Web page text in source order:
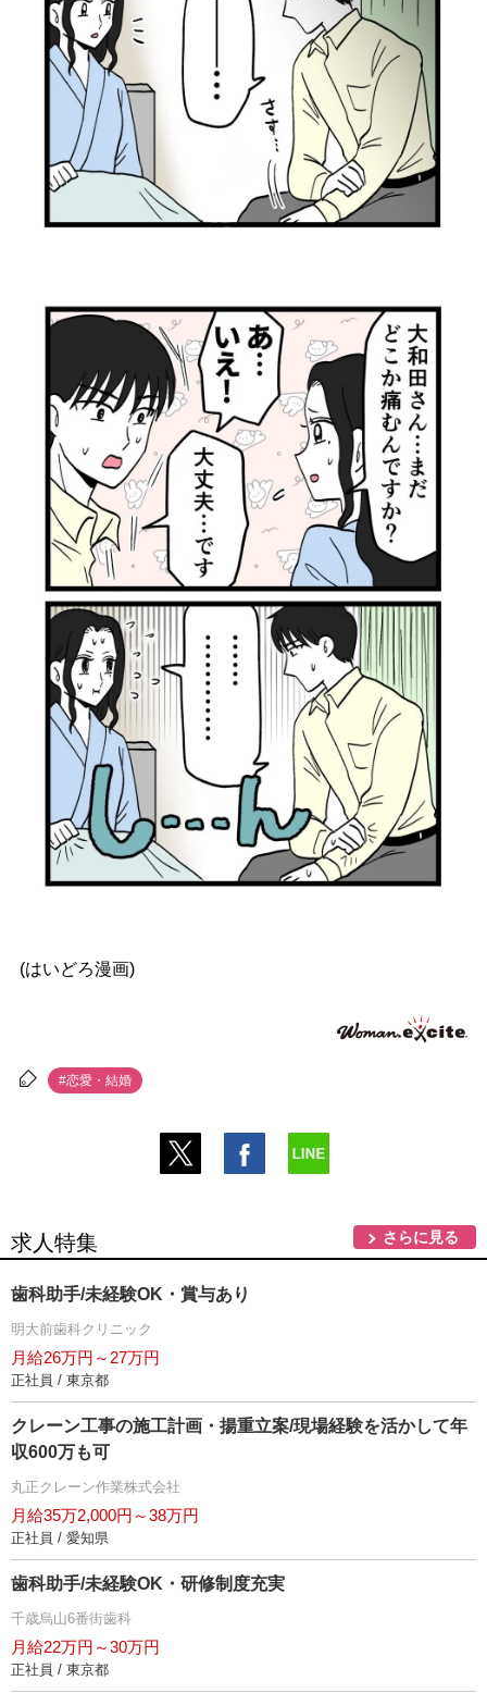
(はいどろ漫画)
#恋愛・結婚
求人特集 さらに見る
歯科助手/未経験OK・賞与あり
明大前歯科クリニック
月給26万円～27万円
正社員 / 東京都
クレーン工事の施工計画・揚重立案/現場経験を活かして年
収600万も可
丸正クレーン作業株式会社
月給35万2,000円～38万円
正社員 / 愛知県
歯科助手/未経験OK・研修制度充実
千歳烏山6番街歯科
月給22万円～30万円
正社員 / 東京都